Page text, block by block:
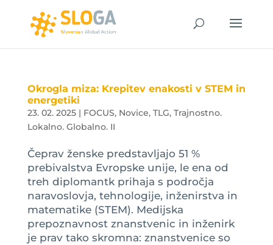
Okrogla miza: Krepitev enakosti v STEM in
energetiki
23. 02. 2025| FOCUS, Novice, TLG, Trajnostno.
Lokalno. Globalno. II
Čeprav ženske predstavljajo 51 %
prebivalstva Evropske unije, le ena od
treh diplomantk prihaja s področja
naravoslovja, tehnologije, inženirstva in
matematike (STEM). Medijska
prepoznavnost znanstvenic in inženirk
je prav tako skromna: znanstvenice so